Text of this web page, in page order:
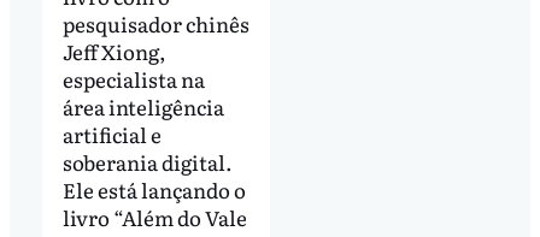
pesquisador chinês
Jeff Xiong,
especialista na
área inteligência
artificial e
soberania digital.
Ele está lançando o
livro “Além do Vale